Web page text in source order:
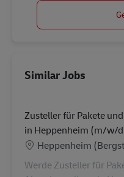
Similar Jobs
Zusteller für Pakete
in Heppenheim (m/w/
Location
Heppenheim
Werde Zusteller für